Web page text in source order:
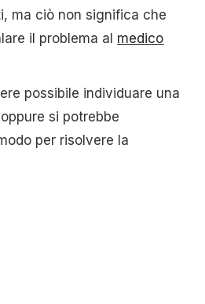
ma ciò non significa che
il problema al medico
possibile individuare una
si potrebbe
per risolvere la